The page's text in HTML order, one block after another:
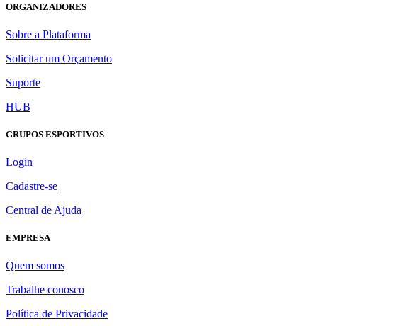
ORGANIZADORES
Sobre a Plataforma
Solicitar um Orçamento
Suporte
HUB
GRUPOS ESPORTIVOS
Login
Cadastre-se
Central de Ajuda
EMPRESA
Quem somos
Trabalhe conosco
Política de Privacidade